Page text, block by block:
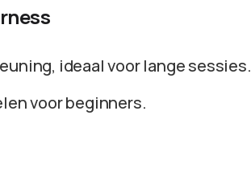
ideaal voor lange sessies.
voor beginners.